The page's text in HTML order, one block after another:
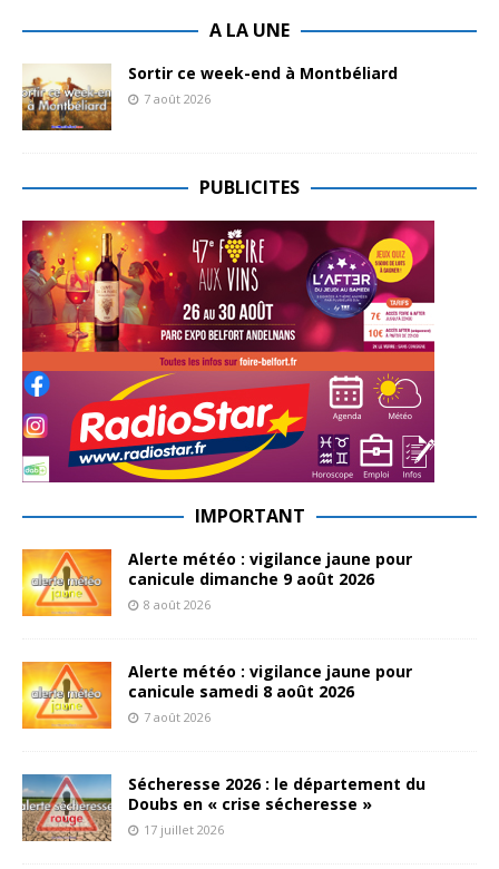
A LA UNE
Sortir ce week-end à Montbéliard
7 août 2026
PUBLICITES
IMPORTANT
Alerte météo : vigilance jaune pour
canicule dimanche 9 août 2026
8 août 2026
Alerte météo : vigilance jaune pour
canicule samedi 8 août 2026
7 août 2026
Sécheresse 2026 : le département du
Doubs en « crise sécheresse »
17 juillet 2026